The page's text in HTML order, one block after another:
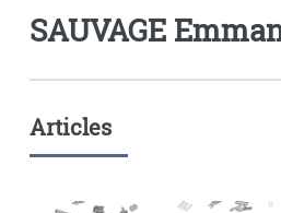
SAUVAGE
Articles